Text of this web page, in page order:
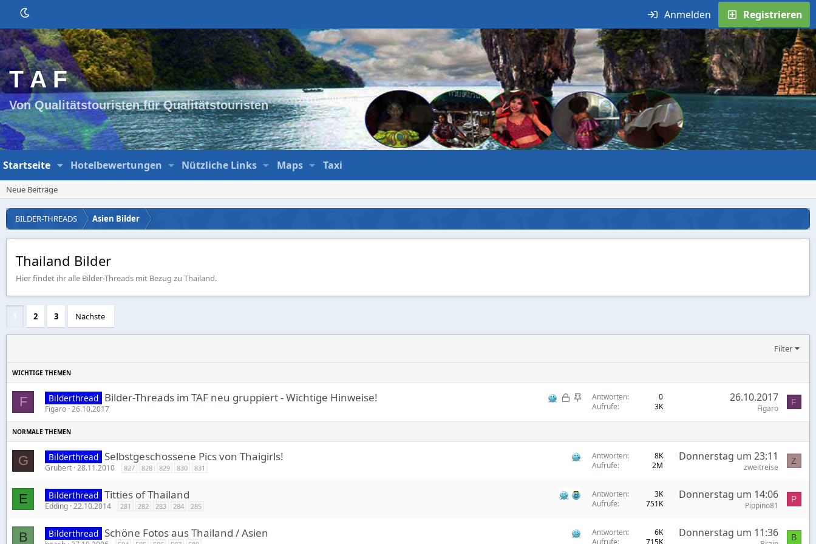
Anmelden Registrieren
T A F
Von Qualitätstouristen für Qualitätstouristen
Startseite Hotelbewertungen Nützliche Links Maps Taxi
Neue Beiträge
BILDER-THREADS Asien Bilder
Thailand Bilder
Hier findet ihr alle Bilder-Threads mit Bezug zu Thailand.
2 3 Nächste
Filter
F
G
s
e
r
t
S
i
y
Bilderthread Bilder-Threads im TAF neu gruppiert - Wichtige Hinweise!
Figaro 26.10.2017
Antworten
0
Aufrufe
3K
26.10.2017
Figaro
F
G Bilderthread Selbstgeschossene Pics von Thaigirls!
Grubert 28.11.2010 827 828 829 830 831
Antworten
8K
Aufrufe
2M
Donnerstag um 23:11
zweitreise
Z
E Bilderthread Titties of Thailand
Edding 22.10.2014 281 282 283 284 285
Antworten
3K
Aufrufe
751K
Donnerstag um 14:06
Pippino81
P
B Bilderthread Schöne Fotos aus Thailand / Asien Antworten
6K
Donnerstag um 11:36 B